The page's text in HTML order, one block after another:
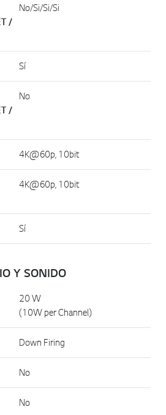
/
No/Si/Si/Si
Sí
/
No
4K@60p, 10bit
4K@60p, 10bit
Sí
Y SONIDO
20 W
(10W per Channel)
Down Firing
No
No